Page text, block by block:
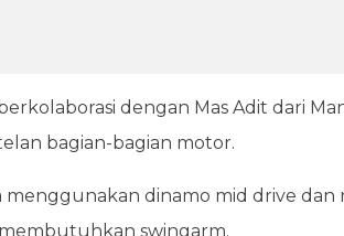
dengan Mas Adit dari
bagian-bagian motor.
menggunakan dinamo mid drive
swingarm.